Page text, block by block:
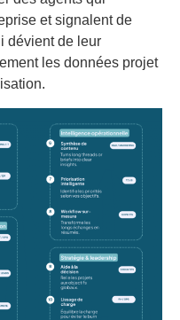
et signalent de
dévient de leur
les données projet